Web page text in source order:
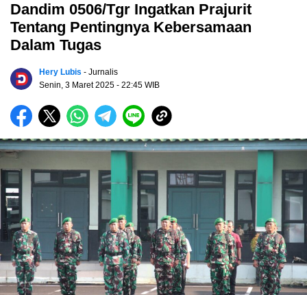
Dandim 0506/Tgr Ingatkan Prajurit
Tentang Pentingnya Kebersamaan
Dalam Tugas
Hery Lubis - Jurnalis
Senin, 3 Maret 2025 - 22:45 WIB